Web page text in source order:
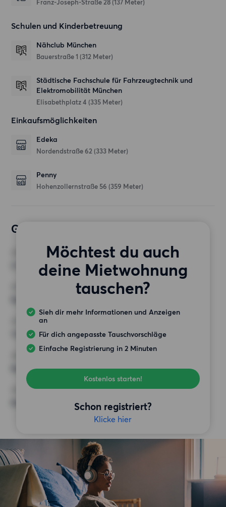
Franz-Joseph-Straße 28 (137 Meter)
Schulen und Kinderbetreuung
Nähclub München
Bauerstraße 1 (312 Meter)
Städtische Fachschule für Fahrzeugtechnik und
Elektromobilität München
Elisabethplatz 4 (335 Meter)
Einkaufsmöglichkeiten
Edeka
Nordendstraße 62 (333 Meter)
Penny
Hohenzollernstraße 56 (359 Meter)
Gewünschte Wohnung
Möchtest du auch
deine Mietwohnung
tauschen?
Sieh dir mehr Informationen und Anzeigen
an
Für dich angepasste Tauschvorschläge
Einfache Registrierung in 2 Minuten
Kostenlos starten!
Schon registriert?
Klicke hier
2 Zimmer
MINDESTANZAHL AN QUADRATMETERN
HÖCHSTMIETE (KALTMIETE)
1 600 EUR
Keine besonderen Anforderungen
SONSTIGE PRÄFERENZEN
Keine bestimmten Präferenzen